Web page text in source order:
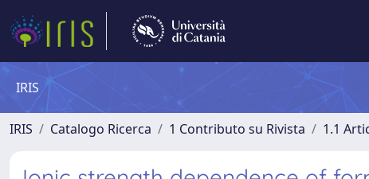
IRIS
IRIS Catalogo Ricerca 1 Contributo su Rivista 1.1